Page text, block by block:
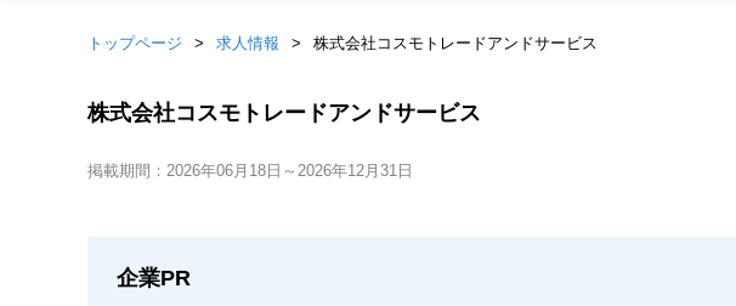
トップページ 求人情報 株式会社コスモトレードアンドサービス
株式会社コスモトレードアンドサービス
掲載期間：2026年06月18日～2026年12月31日
企業PR